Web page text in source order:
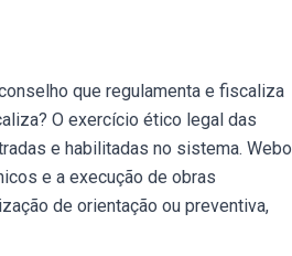
que regulamenta e fiscaliza
O exercício ético legal das
e habilitadas no sistema. Webo
e a execução de obras
de orientação ou preventiva,